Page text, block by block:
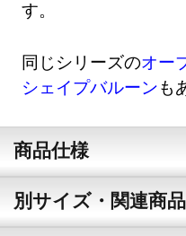
す。
同じシリーズのオー
シェイプバルーンも
商品仕様
別サイズ・関連商品